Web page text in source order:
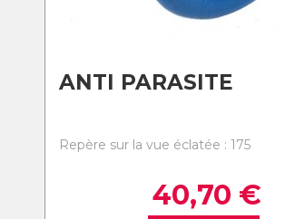
ANTI PARASITE
Repère sur la vue éclatée : 175
40,70 €